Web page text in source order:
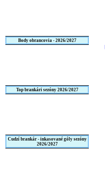
Body obrancovia - 2026/2027
Top brankári sezóny 2026/2027
Cudzí brankár - inkasované góly sezóny
2026/2027